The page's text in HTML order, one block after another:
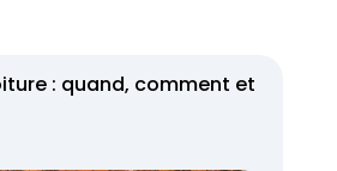
: quand, comment et